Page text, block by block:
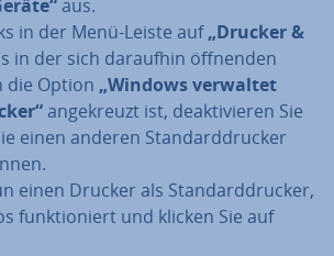
aus.
in der Menü-Leiste auf„Drucker &
in der sich daraufhin öffnenden
die Option „Windows verwaltet
an­ge­kreuzt ist, de­ak­ti­vie­ren Sie
einen anderen Stan­dard­dru­cker
einen Drucker als Stan­dard­dru­cker,
funk­tio­niert und klicken Sie auf